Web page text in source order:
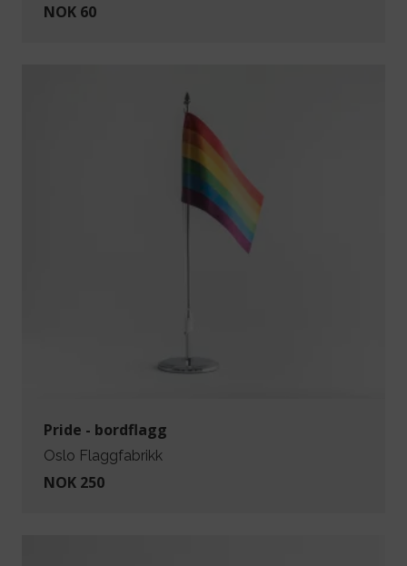
NOK 60
Pride - bordflagg
Oslo Flaggfabrikk
NOK 250